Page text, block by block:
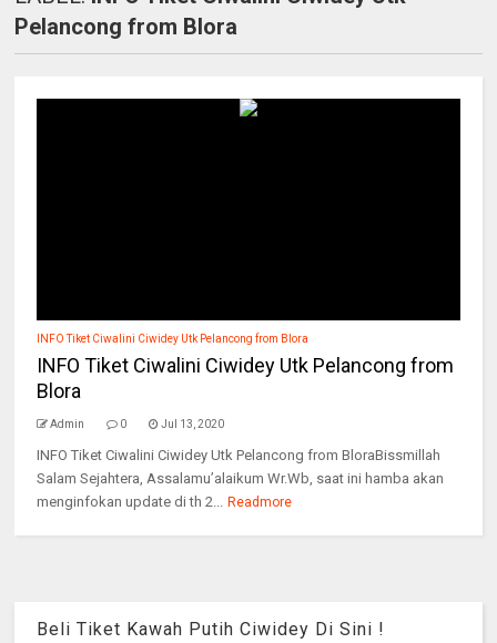
Pelancong from Blora
INFO Tiket Ciwalini Ciwidey Utk Pelancong from Blora
INFO Tiket Ciwalini Ciwidey Utk Pelancong from
Blora
Admin 0 Jul 13, 2020
INFO Tiket Ciwalini Ciwidey Utk Pelancong from BloraBissmillah
Salam Sejahtera, Assalamu’alaikum Wr.Wb, saat ini hamba akan
menginfokan update di th 2... Readmore
Beli Tiket Kawah Putih Ciwidey Di Sini !